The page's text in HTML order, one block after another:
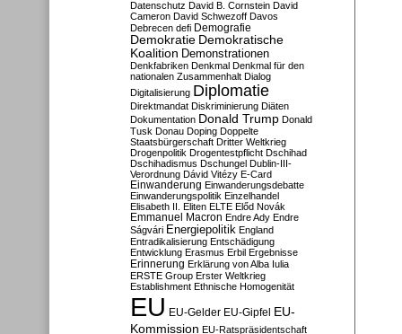
Datenschutz David B. Cornstein David
Cameron David Schwezoff Davos
Debrecen defi Demografie
Demokratie Demokratische
Koalition Demonstrationen
Denkfabriken Denkmal Denkmal für den
nationalen Zusammenhalt Dialog
Digitalisierung Diplomatie
Direktmandat Diskriminierung Diäten
Dokumentation Donald Trump Donald
Tusk Donau Doping Doppelte
Staatsbürgerschaft Dritter Weltkrieg
Drogenpolitik Drogentestpflicht Dschihad
Dschihadismus Dschungel Dublin-III-
Verordnung Dávid Vitézy E-Card
Einwanderung Einwanderungsdebatte
Einwanderungspolitik Einzelhandel
Elisabeth II. Eliten ELTE Előd Novák
Emmanuel Macron Endre Ady Endre
Ságvári Energiepolitik England
Entradikalisierung Entschädigung
Entwicklung Erasmus Erbil Ergebnisse
Erinnerung Erklärung von Alba Iulia
ERSTE Group Erster Weltkrieg
Establishment Ethnische Homogenität
EU EU-Gelder EU-Gipfel EU-
Kommission EU-Ratspräsidentschaft